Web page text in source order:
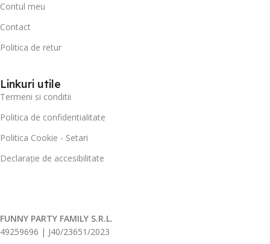
Contul meu
Contact
Politica de retur
Linkuri utile
Termeni si conditii
Politica de confidentialitate
Politica Cookie - Setari
Declarație de accesibilitate
FUNNY PARTY FAMILY S.R.L.
49259696 | J40/23651/2023